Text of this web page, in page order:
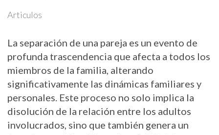
Articulos
La separación de una pareja es un evento de
profunda trascendencia que afecta a todos los
miembros de la familia, alterando
significativamente las dinámicas familiares y
personales. Este proceso no solo implica la
disolución de la relación entre los adultos
involucrados, sino que también genera un